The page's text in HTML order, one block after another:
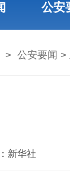
公安
> 公安要闻 >
新华社